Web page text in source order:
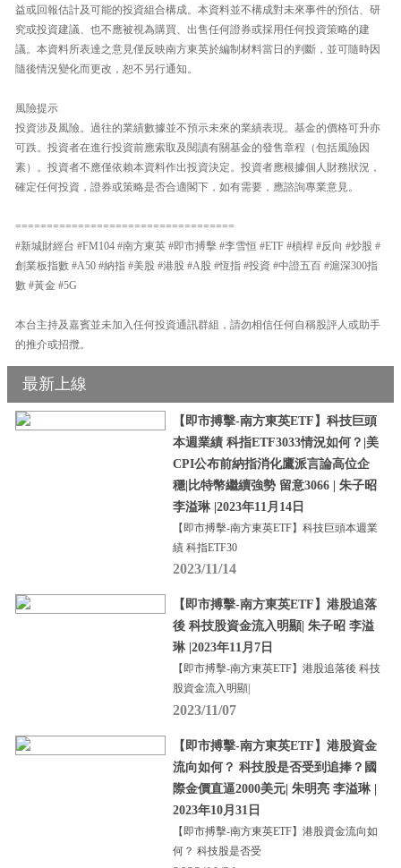
益或回報估計及可能的投資組合構成。本資料並不構成對未來事件的預估、研
究或投資建議、也不應被視為購買、出售任何證券或採用任何投資策略的建
議。本資料所表達之意見僅反映南方東英於編制材料當日的判斷，並可隨時因
隨後情況變化而更改，恕不另行通知。
風險提示
投資涉及風險。過往的業績數據並不預示未來的業績表現。基金的價格可升亦
可跌。投資者在進行投資前應索取及閱讀有關基金的發售章程（包括風險因
素）。投資者不應僅依賴本資料作出投資決定。投資者應根據個人財務狀況，
確定任何投資，證券或策略是否合適閣下，如有需要，應諮詢專業意見。
===================================
#新城財經台 #FM104 #南方東英 #即市搏擊 #李雪恒 #ETF #槓桿 #反向 #炒股 #
創業板指數 #A50 #納指 #美股 #港股 #A股 #恆指 #投資 #中證五百 #滬深300指
數 #黃金 #5G
本台主持及嘉賓並未加入任何投資通訊群組，請勿相信任何自稱股評人或助手
的推介或招攬。
最新上線
【即市搏擊-南方東英ETF】科技巨頭
本週業績 科指ETF3033情況如何？|美
CPI公布前納指消化鷹派言論高位企
穩|比特幣繼續強勢 留意3066 | 朱子昭
李溢琳 |2023年11月14日
【即市搏擊-南方東英ETF】科技巨頭本週業
績 科指ETF30
2023/11/14
【即市搏擊-南方東英ETF】港股追落
後 科技股資金流入明顯| 朱子昭 李溢
琳 |2023年11月7日
【即市搏擊-南方東英ETF】港股追落後 科技
股資金流入明顯|
2023/11/07
【即市搏擊-南方東英ETF】港股資金
流向如何？ 科技股是否受到追捧？國
際金價直逼2000美元| 朱明亮 李溢琳 |
2023年10月31日
【即市搏擊-南方東英ETF】港股資金流向如
何？ 科技股是否受